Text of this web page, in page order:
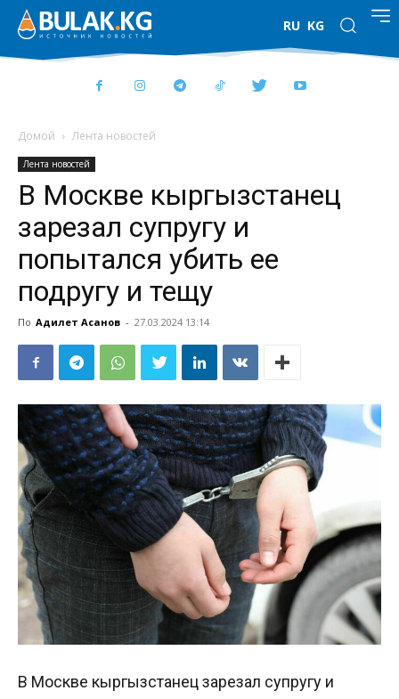
RU KG
Домой Лента новостей
Лента новостей
В Москве кыргызстанец
зарезал супругу и
попытался убить ее
подругу и тещу
По Адилет Асанов - 27.03.2024 13:14
В Москве кыргызстанец зарезал супругу и